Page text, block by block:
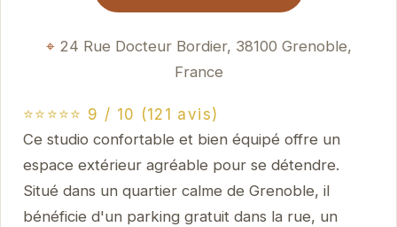
24 Rue Docteur Bordier, 38100 Grenoble,
France
⭐⭐⭐⭐⭐ 9 / 10 (121 avis)
Ce studio confortable et bien équipé offre un
espace extérieur agréable pour se détendre.
Situé dans un quartier calme de Grenoble, il
bénéficie d'un parking gratuit dans la rue, un